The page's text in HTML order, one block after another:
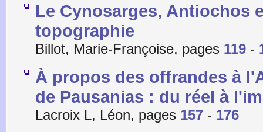
Le Cynosarges, Antiochos
topographie
Billot, Marie-Françoise, pages 119 -
À propos des offrandes à
de Pausanias : du réel à
Lacroix L, Léon, pages 157 - 176